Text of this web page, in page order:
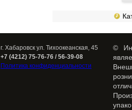
г. Хабаровск ул. Тихоокеанская, 45
+7 (4212) 75-76-76 / 56-39-08
Политика конфиденциальности
©